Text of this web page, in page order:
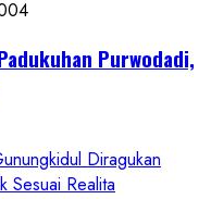
Purwodadi,
Diragukan
Sesuai Realita